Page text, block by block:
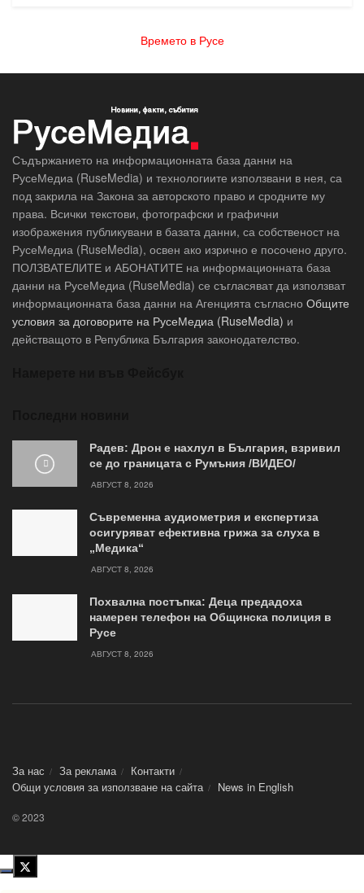
Времето в Русе
Съдържанието на информационната база данни на
РусеМедиа (RuseMedia) и технологиите използвани в нея, са
под закрила на Закона за авторското право и сродните му
права. Всички текстови, фотографски и графични
изображения публикувани в базата данни, са собственост на
РусеМедиа (RuseMedia), освен ако изрично е посочено друго.
ПОЛЗВАТЕЛИТЕ и АБОНАТИТЕ на информационната база
данни на РусеМедиа (RuseMedia) се съгласяват да използват
информационната база данни на Агенцията съгласно Общите
условия за договорите на РусеМедиа (RuseMedia) и
действащото в Република България законодателство.
Радев: Дрон е нахлул в България, взривил
се до границата с Румъния /ВИДЕО/
АВГУСТ 8, 2026
Съвременна аудиометрия и експертиза
осигуряват ефективна грижа за слуха в
„Медика“
АВГУСТ 8, 2026
Похвална постъпка: Деца предадоха
намерен телефон на Общинска полиция в
Русе
АВГУСТ 8, 2026
За нас За реклама
Контакти
Общи условия за използване на сайта
News in Еnglish
© 2023